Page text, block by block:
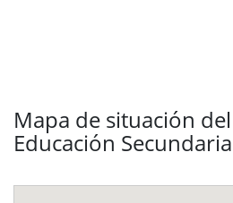
Mapa de situación
Educación Secundaria